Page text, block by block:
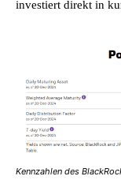
investiert direkt in
Kennzahlen des